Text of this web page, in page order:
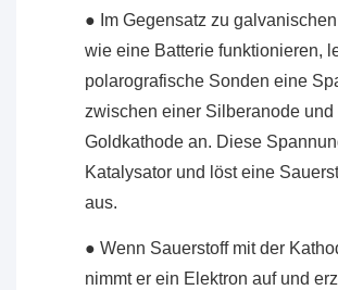
● Im Gegensatz zu
wie eine Batterie funktionieren,
polarografische Sonden eine
zwischen einer Silberanode und
Goldkathode an. Diese
Katalysator und löst eine
aus.
● Wenn Sauerstoff mit der
nimmt er ein Elektron auf und